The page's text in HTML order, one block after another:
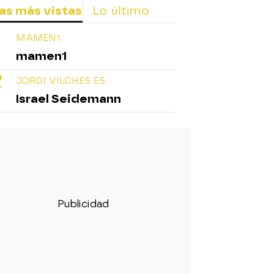
más vistas Lo último
MAMEN1
mamen1
JORDI VILCHES ES
Israel Seidemann